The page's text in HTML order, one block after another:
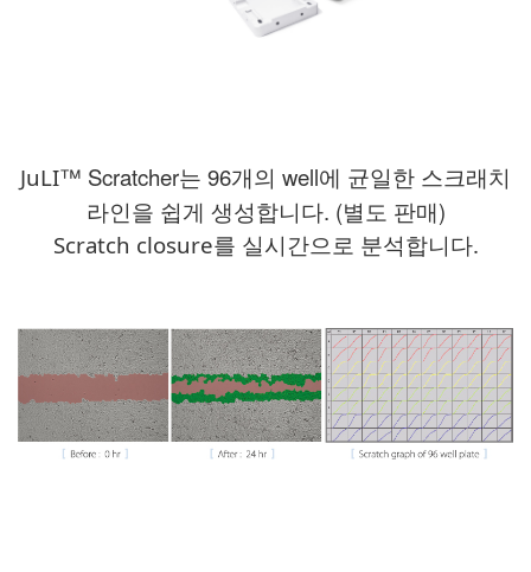
JuLI™ Scratcher는 96개의 well에 균일한 스크래치
라인을 쉽게 생성합니다. (별도 판매)
Scratch closure를 실시간으로 분석합니다.